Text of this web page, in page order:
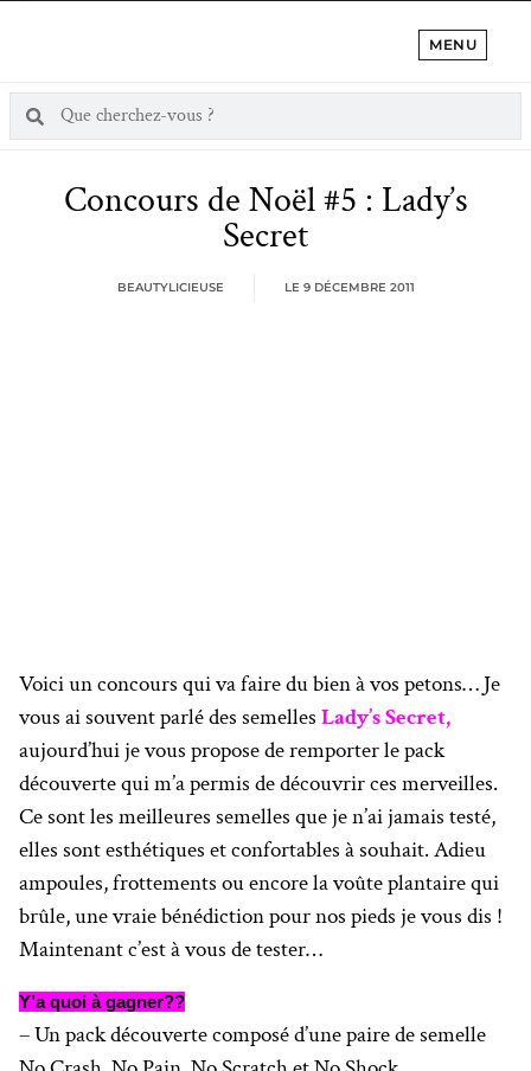
MENU
Concours de Noël #5 : Lady’s
Secret
BEAUTYLICIEUSE LE 9 DÉCEMBRE 2011
Voici un concours qui va faire du bien à vos petons… Je
vous ai souvent parlé des semelles Lady’s Secret,
aujourd’hui je vous propose de remporter le pack
découverte qui m’a permis de découvrir ces merveilles.
Ce sont les meilleures semelles que je n’ai jamais testé,
elles sont esthétiques et confortables à souhait. Adieu
ampoules, frottements ou encore la voûte plantaire qui
brûle, une vraie bénédiction pour nos pieds je vous dis !
Maintenant c’est à vous de tester…
Y’a quoi à gagner??
– Un pack découverte composé d’une paire de semelle